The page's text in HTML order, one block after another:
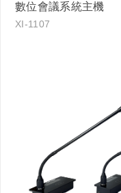
數位會議系統主機
XI-1107